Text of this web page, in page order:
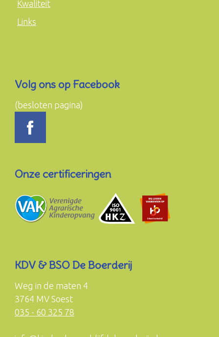
Kwaliteit
Links
Volg ons op Facebook
(besloten pagina)
Onze certificeringen
KDV & BSO De Boerderij
Weg in de maten 4
3764 MV Soest
035 - 60 325 78